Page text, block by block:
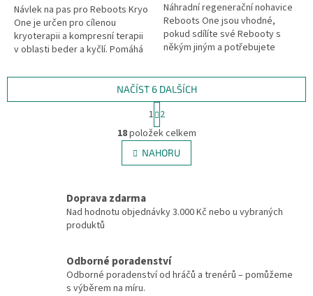
Návlek na pas pro Reboots Kryo
One je určen pro cílenou
kryoterapii a kompresní terapii
v oblasti beder a kyčlí. Pomáhá
a podporuje regeneraci...
Náhradní regenerační nohavice
Reboots One jsou vhodné,
pokud sdílíte své Rebooty s
někým jiným a potřebujete
Upozorňujeme, že se jedná
pouze o...
O
v
l
á
c
í
v
k
NAČÍST 6 DALŠÍCH
t
r
á
n
k
n
1 2
18položek celkem
NAHORU
Doprava zdarma
Nad hodnotu objednávky 3.000 Kč nebo u vybraných
produktů
Odborné poradenství
Odborné poradenství od hráčů a trenérů – pomůžeme
s výběrem na míru.